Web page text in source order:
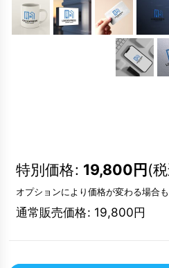
特別価格: 19,800円(
オプションにより価格が変わる場合も
通常販売価格: 19,800円